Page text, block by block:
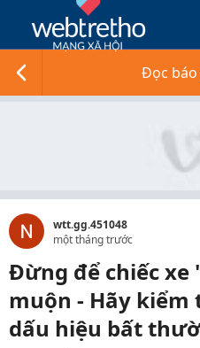
Đọc
wtt.gg.451048
một tháng trước
Đừng để chiếc xe
muộn - Hãy kiểm
dấu hiệu bất